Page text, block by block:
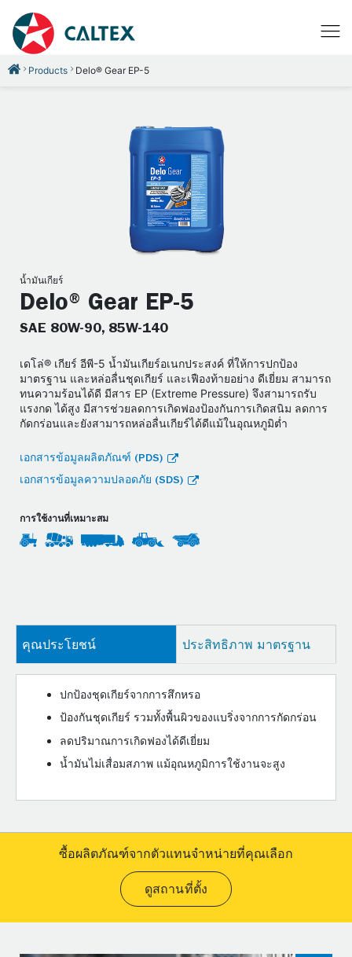
Products Delo® Gear EP-5
น้ำมันเกียร์
Delo® Gear EP-5
SAE 80W-90, 85W-140
เดโล่® เกียร์ อีพี-5 น้ำมันเกียร์อเนกประสงค์ ที่ให้การปกป้อง
มาตรฐาน และหล่อลื่นชุดเกียร์ และเฟืองท้ายอย่าง ดีเยี่ยม สามารถ
ทนความร้อนได้ดี มีสาร EP (Extreme Pressure) จึงสามารถรับ
แรงกด ได้สูง มีสารช่วยลดการเกิดฟองป้องกันการเกิดสนิม ลดการ
กัดกร่อนและยังสามารถหล่อลื่นเกียร์ได้ดีแม้ในอุณหภูมิตํ่า
เอกสารข้อมูลผลิตภัณฑ์ (PDS)
เอกสารข้อมูลความปลอดภัย (SDS)
การใช้งานที่เหมาะสม
คุณประโยชน์ ประสิทธิภาพ มาตรฐาน
ปกป้องชุดเกียร์จากการสึกหรอ
ป้องกันชุดเกียร์ รวมทั้งพื้นผิวของแบริ่งจากการกัดกร่อน
ลดปริมาณการเกิดฟองได้ดีเยี่ยม
น้ำมันไม่เสื่อมสภาพ แม้อุณหภูมิการใช้งานจะสูง
ซื้อผลิตภัณฑ์จากตัวแทนจำหน่ายที่คุณเลือก
ดูสถานที่ตั้ง